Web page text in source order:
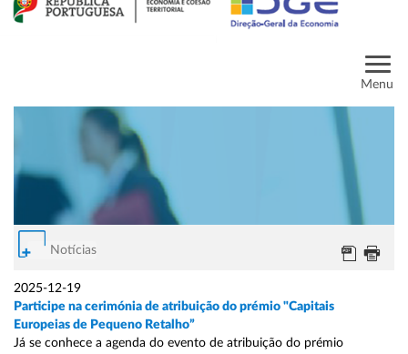
Menu
Notícias
2025-12-19
Participe na cerimónia de atribuição do prémio "Capitais
Europeias de Pequeno Retalho”
Já se conhece a agenda do evento de atribuição do prémio